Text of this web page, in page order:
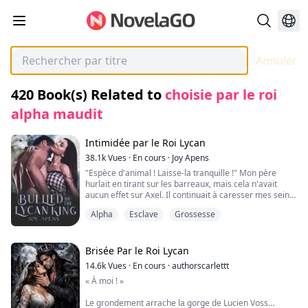
Annuler
420 Book(s) Related to choisie par le roi
alpha maudit
Intimidée par le Roi Lycan
38.1kVues · En cours · Joy Apens
"Espèce d'animal ! Laisse-la tranquille !" Mon père
hurlait en tirant sur les barreaux, mais cela n'avait
aucun effet sur Axel. Il continuait à caresser mes seins
virginité devant mes parents de la manière la plus
cruelle qui soit.
tourmenté. Capturé par les humains cruels qui ont
Alpha Esclave Grossesse
Brisée Par le Roi Lycan
14.6kVues · En cours ·authorscarlettt
« À moi ! »
Le grondement arrache la gorge de Lucien Voss